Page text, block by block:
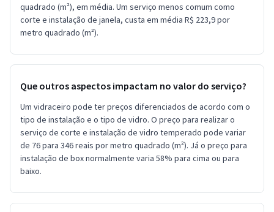
quadrado (m²), em média. Um serviço menos comum como
corte e instalação de janela, custa em média R$ 223,9 por
metro quadrado (m²).
Que outros aspectos impactam no valor do serviço?
Um vidraceiro pode ter preços diferenciados de acordo com o
tipo de instalação e o tipo de vidro. O preço para realizar o
serviço de corte e instalação de vidro temperado pode variar
de 76 para 346 reais por metro quadrado (m²). Já o preço para
instalação de box normalmente varia 58% para cima ou para
baixo.